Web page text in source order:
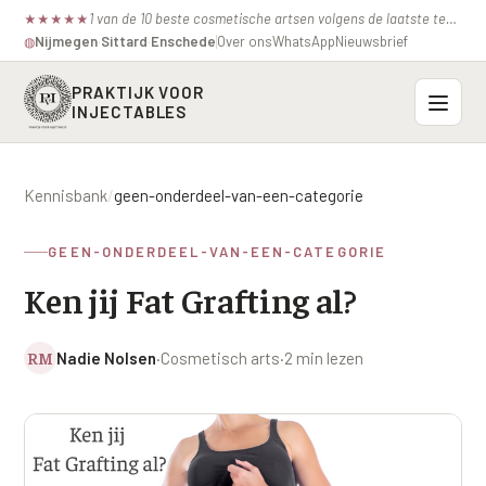
★ ★ ★ ★ ★ 1 van de 10 beste cosmetische artsen volgens de laatste test van de consumentenbond.
◍Nijmegen·Sittard·EnschedeOver onsWhatsAppNieuwsbrief
PRAKTIJK VOOR
INJECTABLES
Voorhoofdsrimpels
Fronsrimpel
Wenkbrauwen
Hangende oogleden
Botox / anti-rimpel
Bocouture
Azzalure
Belotero
Profielen
Extreme Huidverslapping Profiel
Structuur Verlies Profiel
Prijzen
Contact
Kennisbank/geen-onderdeel-van-een-categorie
GEEN-ONDERDEEL-VAN-EEN-CATEGORIE
Ken jij Fat Grafting al?
RM Nadie Nolsen·Cosmetisch arts·2 min lezen